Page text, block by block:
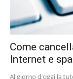
Come
Internet e
Al giorno d'oggi la